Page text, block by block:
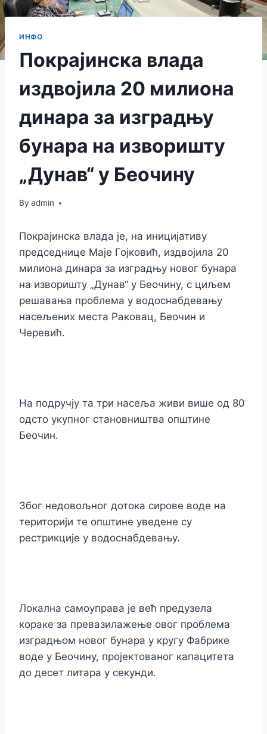
ИНФО
Покрајинска влада
издвојила 20 милиона
динара за изградњу
бунара на изворишту
„Дунав“ у Беочину
By admin
Покрајинска влада је, на иницијативу
председнице Маје Гојковић, издвојила 20
милиона динара за изградњу новог бунара
на изворишту „Дунав“ у Беочину, с циљем
решавања проблема у водоснабдевању
насељених места Раковац, Беочин и
Черевић.
На подручју та три насеља живи више од 80
одсто укупног становништва општине
Беочин.
Због недовољног дотока сирове воде на
територији те општине уведене су
рестрикције у водоснабдевању.
Локална самоуправа је већ предузела
кораке за превазилажење овог проблема
изградњом новог бунара у кругу Фабрике
воде у Беочину, пројектованог капацитета
до десет литара у секунди.